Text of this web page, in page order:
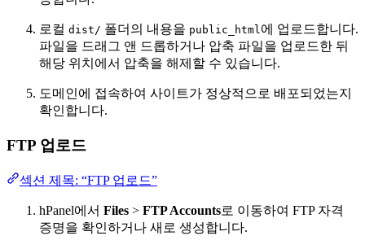
로컬 dist/ 폴더의 내용을 public_html에 업로드합니다.
파일을 드래그 앤 드롭하거나 압축 파일을 업로드한 뒤
해당 위치에서 압축을 해제할 수 있습니다.
도메인에 접속하여 사이트가 정상적으로 배포되었는지
확인합니다.
FTP 업로드
섹션 제목: “FTP 업로드”
hPanel에서 Files > FTP Accounts로 이동하여 FTP 자격
증명을 확인하거나 새로 생성합니다.